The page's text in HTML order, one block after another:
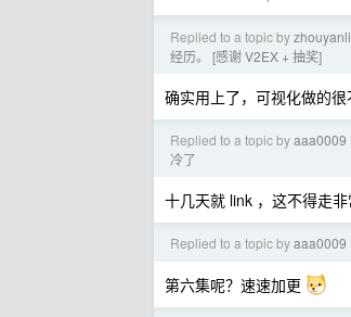
Replied to a topic by
经历。 [感谢 V2EX + 抽奖]
确实用上了，可视化做的很
Replied to a topic byaaa0009
冷了
十几天就 link ，这不得走
Replied to a topic byaaa0009
第六集呢？速速加更